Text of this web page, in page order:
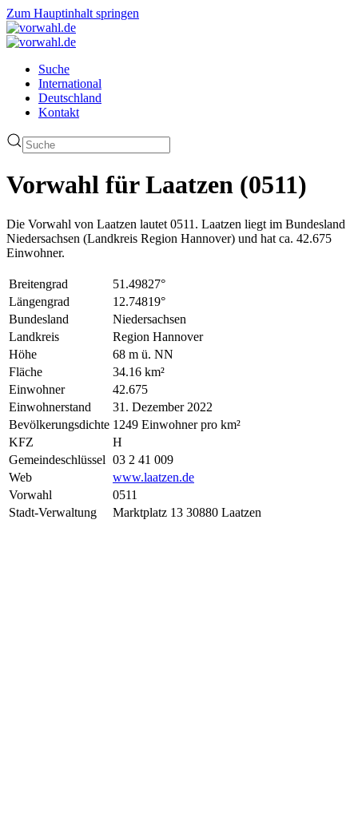
Zum Hauptinhalt springen
Suche
International
Deutschland
Kontakt
Vorwahl für Laatzen (0511)
Die Vorwahl von Laatzen lautet 0511. Laatzen liegt im Bundesland
Niedersachsen (Landkreis Region Hannover) und hat ca. 42.675
Einwohner.
Breitengrad
51.49827°
Längengrad
12.74819°
Bundesland
Niedersachsen
Landkreis
Region Hannover
Höhe
68 m ü. NN
Fläche
34.16 km²
Einwohner
42.675
Einwohnerstand
31. Dezember 2022
Bevölkerungsdichte 1249 Einwohner pro km²
KFZ
H
Gemeindeschlüssel 03 2 41 009
Web
www.laatzen.de
Vorwahl
0511
Stadt-Verwaltung
Marktplatz 13 30880 Laatzen